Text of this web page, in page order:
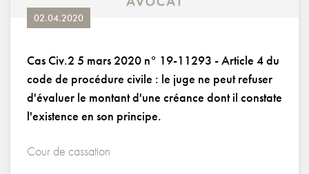
02.04.2020
Cas Civ.2 5 mars 2020 n° 19-11293 - Article 4 du
code de procédure civile : le juge ne peut refuser
d'évaluer le montant d'une créance dont il constate
l'existence en son principe.
Cour de cassation